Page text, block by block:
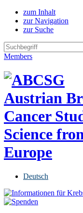
zum Inhalt
zur Navigation
zur Suche
Members
Austrian
Cancer
Science
Europe
Deutsch